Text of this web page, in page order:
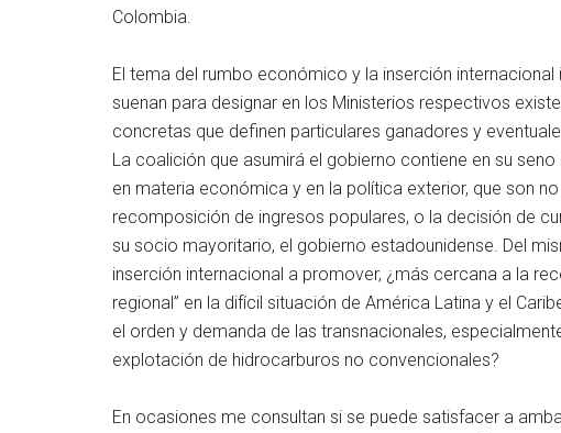
Colombia.
El tema del rumbo económico y la inserción
suenan para designar en los Ministerios respectivos
concretas que definen particulares ganadores y
La coalición que asumirá el gobierno contiene en su
en materia económica y en la política exterior, que son
recomposición de ingresos populares, o la decisión de
su socio mayoritario, el gobierno estadounidense. Del
inserción internacional a promover, ¿más cercana a la
regional” en la difícil situación de América Latina y el
el orden y demanda de las transnacionales,
explotación de hidrocarburos no convencionales?
En ocasiones me consultan si se puede satisfacer a